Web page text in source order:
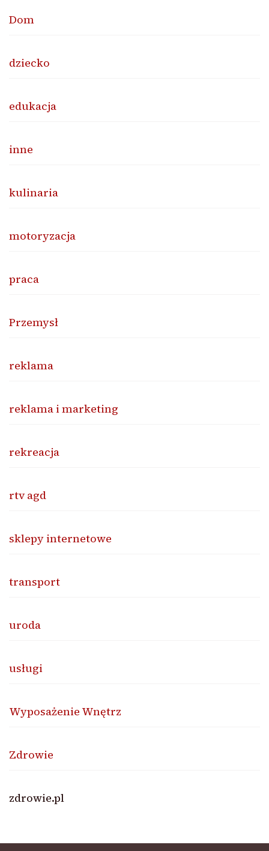
Dom
dziecko
edukacja
inne
kulinaria
motoryzacja
praca
Przemysł
reklama
reklama i marketing
rekreacja
rtv agd
sklepy internetowe
transport
uroda
usługi
Wyposażenie Wnętrz
Zdrowie
zdrowie.pl